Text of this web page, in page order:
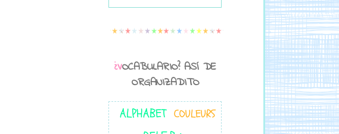
¿VOCABULARIO? ASÍ DE
ORGANIZADITO
ALPHABET COULEURS